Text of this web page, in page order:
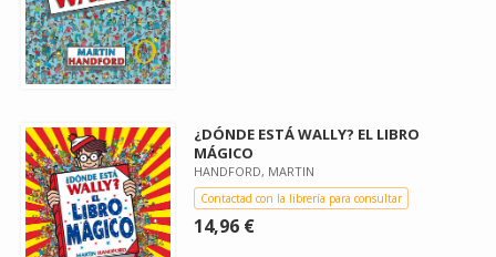
¿DÓNDE ESTÁ WALLY? EL LIBRO
MÁGICO
HANDFORD, MARTIN
Contactad con la librería para consultar
14,96 €